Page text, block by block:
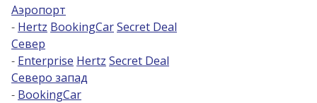
Возраст 25-70 лет?
Купон/промо
Аэропорт
- Hertz BookingCarSecret Deal
Север
- Enterprise Hertz Secret Deal
Северо запад
- BookingCar